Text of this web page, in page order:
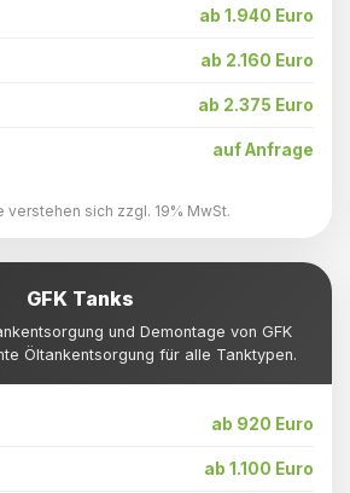
ab 1.940 Euro
ab 2.160 Euro
ab 2.375 Euro
auf Anfrage
verstehen sich zzgl. 19% MwSt.
GFK Tanks
und Demontage von GFK
Öltankentsorgung für alle Tanktypen.
ab 920 Euro
ab 1.100 Euro